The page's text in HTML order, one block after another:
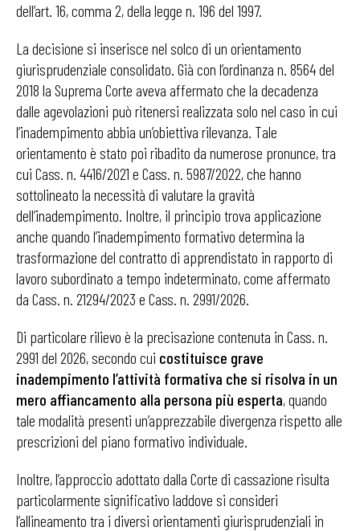
dell’art. 16, comma 2, della legge n. 196 del 1997.
La decisione si inserisce nel solco di un orientamento
giurisprudenziale consolidato. Già con l’ordinanza n. 8564 del
2018 la Suprema Corte aveva affermato che la decadenza
dalle agevolazioni può ritenersi realizzata solo nel caso in cui
l’inadempimento abbia un’obiettiva rilevanza. Tale
orientamento è stato poi ribadito da numerose pronunce, tra
cui Cass. n. 4416/2021 e Cass. n. 5987/2022, che hanno
sottolineato la necessità di valutare la gravità
dell’inadempimento. Inoltre, il principio trova applicazione
anche quando l’inadempimento formativo determina la
trasformazione del contratto di apprendistato in rapporto di
lavoro subordinato a tempo indeterminato, come affermato
da Cass. n. 21294/2023 e Cass. n. 2991/2026.
Di particolare rilievo è la precisazione contenuta in Cass. n.
2991 del 2026, secondo cui costituisce grave
inadempimento l’attività formativa che si risolva in un
mero affiancamento alla persona più esperta, quando
tale modalità presenti un’apprezzabile divergenza rispetto alle
prescrizioni del piano formativo individuale.
Inoltre, l’approccio adottato dalla Corte di cassazione risulta
particolarmente significativo laddove si consideri
l’allineamento tra i diversi orientamenti giurisprudenziali in